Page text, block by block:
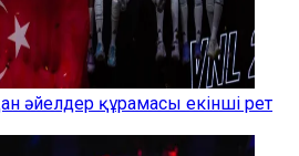
әйелдер құрамасы екінші рет